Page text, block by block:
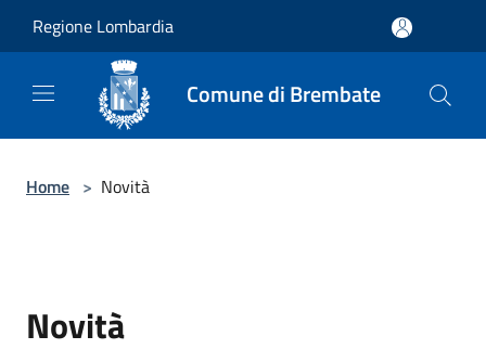
Regione Lombardia
Comune di Brembate
Home > Novità
Novità